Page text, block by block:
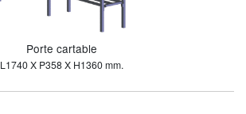
Porte cartable
L1740 X P358 X H1360 mm.